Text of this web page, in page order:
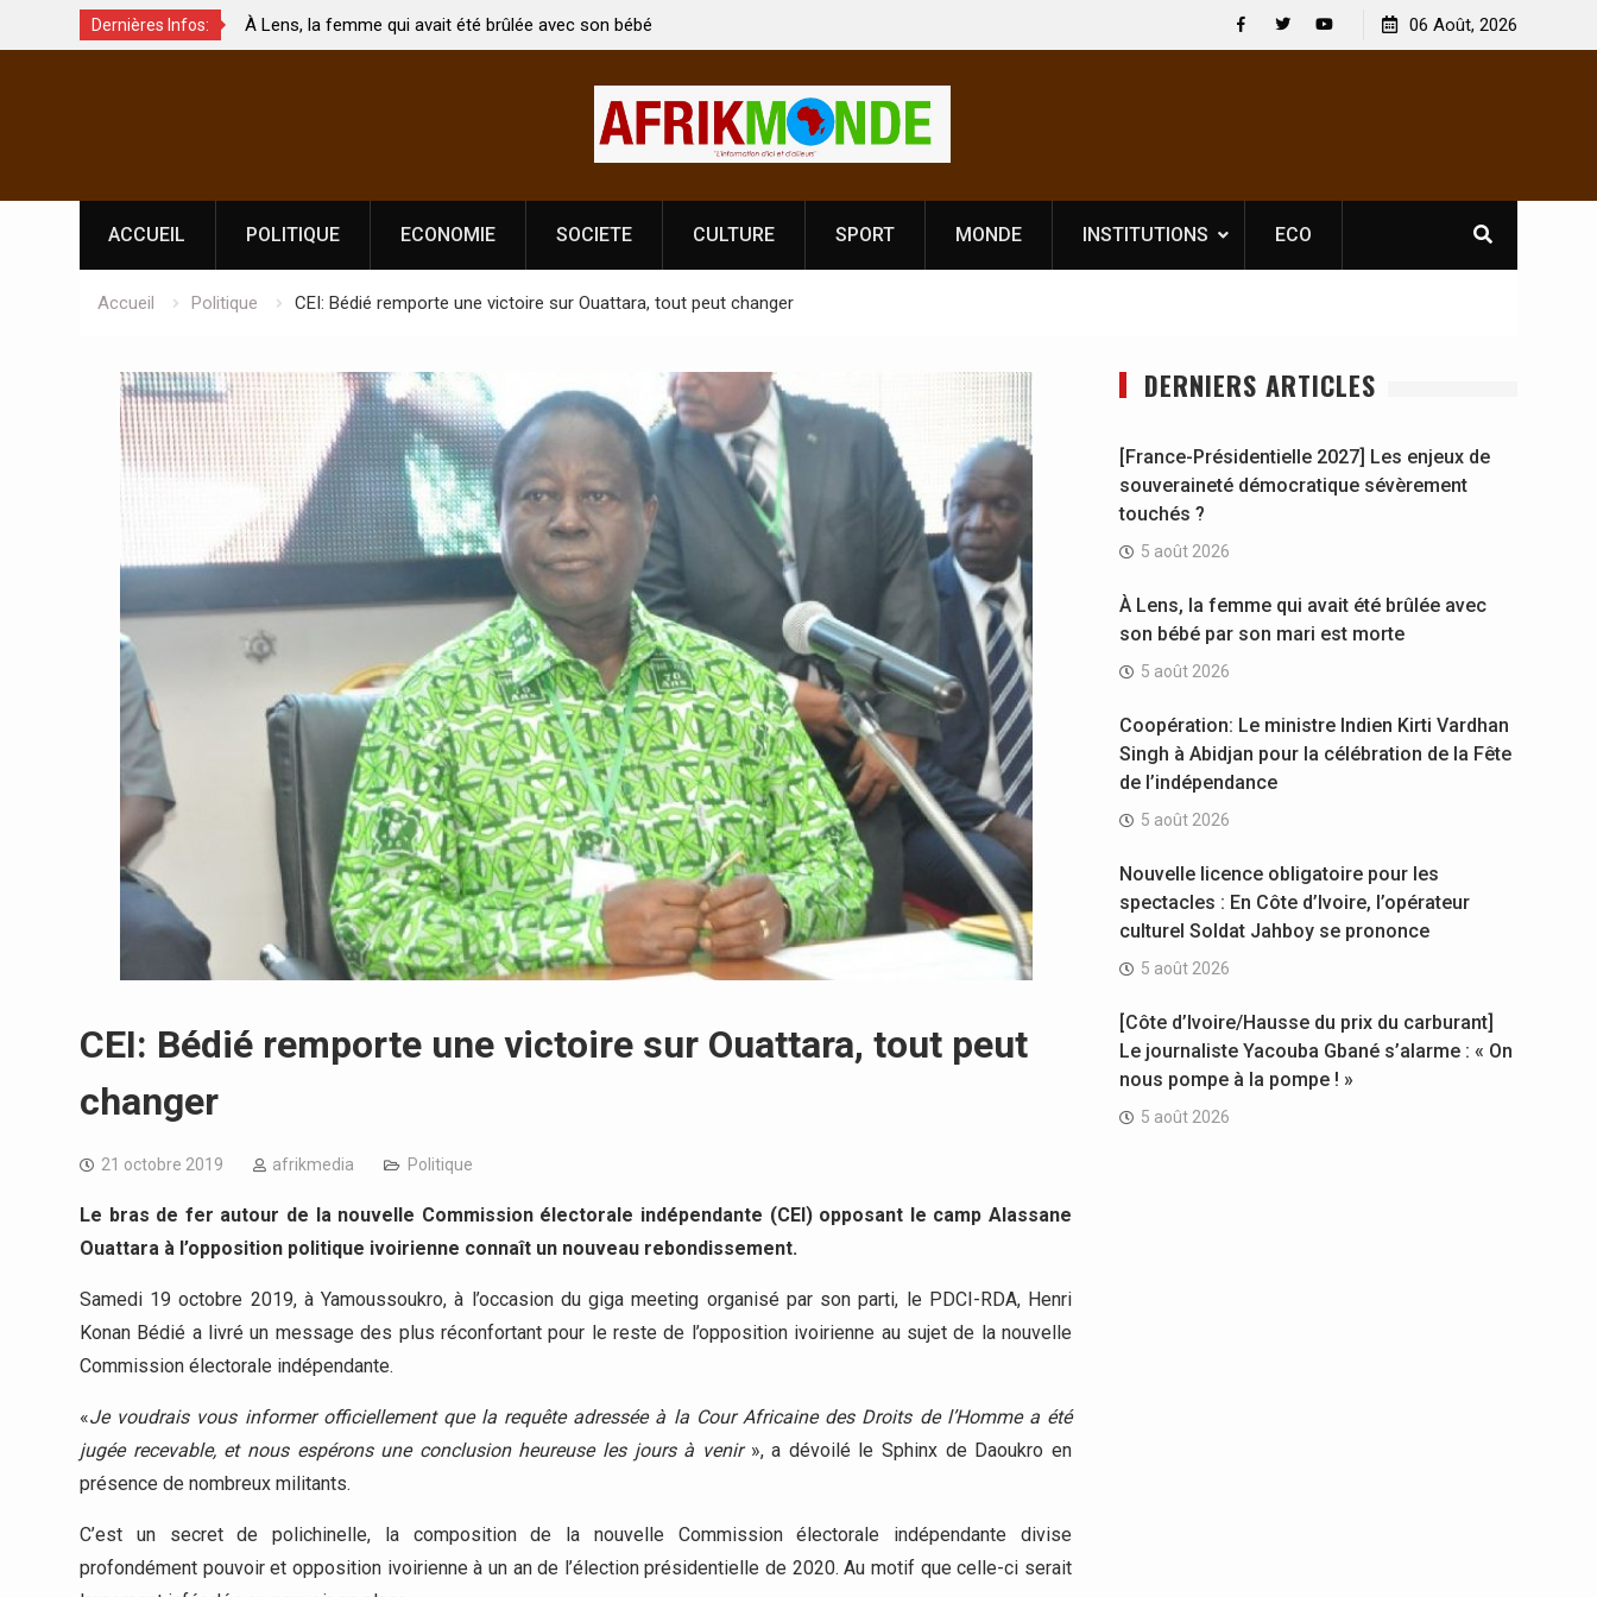
Dernières Infos:
avait été brûlée avec son bébé
Coopération: Le ministre Indien Kirti Vardhan Singh à
Abidjan pour la célébration de la Fête de
Côte d’Ivoire, l’opérateur culturel Soldat Jahboy se
prononce
[France-Présidentielle 2027] Les enjeux de
souveraineté démocratique sévèrement
06 Août, 2026
ACCUEIL POLITIQUE ECONOMIE SOCIETE CULTURE SPORT MONDE INSTITUTIONS ECO
Accueil Politique CEI: Bédié remporte une victoire sur Ouattara, tout peut changer
CEI: Bédié remporte une victoire sur Ouattara, tout peut
changer
21 octobre 2019 afrikmedia Politique
Le bras de fer autour de la nouvelle Commission électorale indépendante (CEI) opposant le camp Alassane
Ouattara à l’opposition politique ivoirienne connaît un nouveau rebondissement.
Samedi 19 octobre 2019, à Yamoussoukro, à l’occasion du giga meeting organisé par son parti, le PDCI-RDA, Henri
Konan Bédié a livré un message des plus réconfortant pour le reste de l’opposition ivoirienne au sujet de la nouvelle
Commission électorale indépendante.
«Je voudrais vous informer officiellement que la requête adressée à la Cour Africaine des Droits de l’Homme a été
jugée recevable, et nous espérons une conclusion heureuse les jours à venir», a dévoilé le Sphinx de Daoukro en
présence de nombreux militants.
C’est un secret de polichinelle, la composition de la nouvelle Commission électorale indépendante divise
profondément pouvoir et opposition ivoirienne à un an de l’élection présidentielle de 2020. Au motif que celle-ci serait
DERNIERS ARTICLES
[France-Présidentielle 2027] Les enjeux de
souveraineté démocratique sévèrement
touchés ?
5 août 2026
À Lens, la femme qui avait été brûlée avec
son bébé par son mari est morte
5 août 2026
Coopération: Le ministre Indien Kirti Vardhan
Singh à Abidjan pour la célébration de la Fête
de l’indépendance
5 août 2026
Nouvelle licence obligatoire pour les
spectacles : En Côte d’Ivoire, l’opérateur
culturel Soldat Jahboy se prononce
5 août 2026
[Côte d’Ivoire/Hausse du prix du carburant]
Le journaliste Yacouba Gbané s’alarme : « On
nous pompe à la pompe ! »
5 août 2026